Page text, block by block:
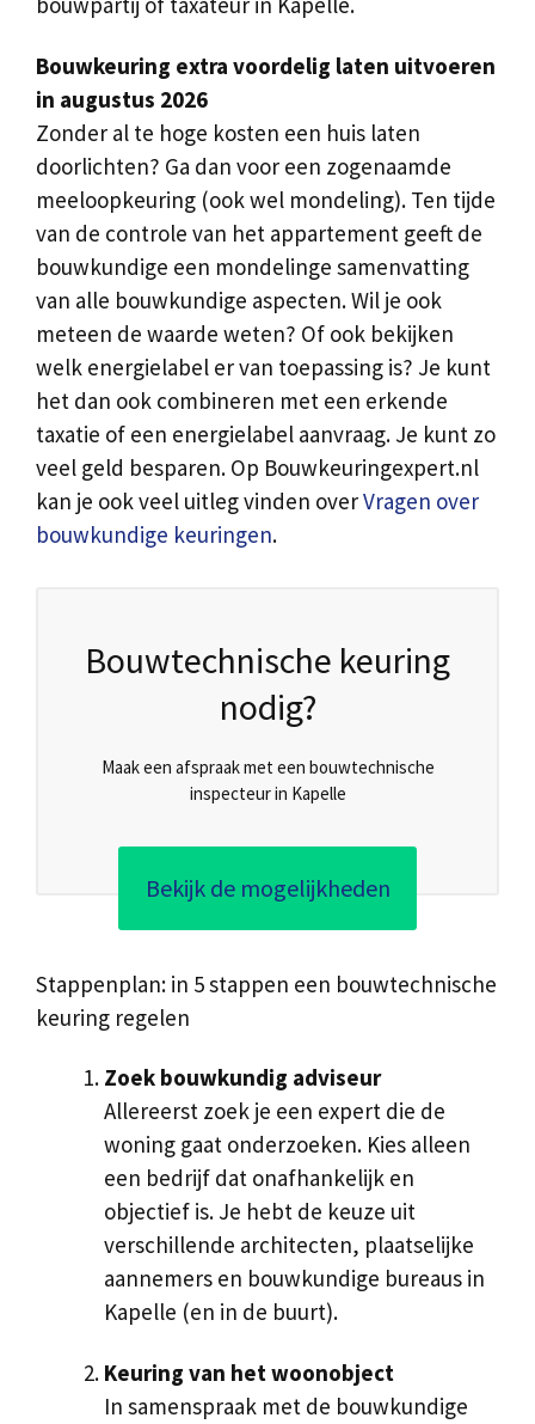
Bouwkeuring extra voordelig laten uitvoeren
in augustus 2026
Zonder al te hoge kosten een huis laten
doorlichten? Ga dan voor een zogenaamde
meeloopkeuring (ook wel mondeling). Ten tijde
van de controle van het appartement geeft de
bouwkundige een mondelinge samenvatting
van alle bouwkundige aspecten. Wil je ook
meteen de waarde weten? Of ook bekijken
welk energielabel er van toepassing is? Je kunt
het dan ook combineren met een erkende
taxatie of een energielabel aanvraag. Je kunt zo
veel geld besparen. Op Bouwkeuringexpert.nl
kan je ook veel uitleg vinden overVragen over
bouwkundige keuringen.
Bouwtechnische keuring
nodig?
Maak een afspraak met een bouwtechnische
inspecteur in Kapelle
Bekijk de mogelijkheden
Stappenplan: in 5 stappen een bouwtechnische
keuring regelen
Zoek bouwkundig adviseur
Allereerst zoek je een expert die de
woning gaat onderzoeken. Kies alleen
een bedrijf dat onafhankelijk en
objectief is. Je hebt de keuze uit
verschillende architecten, plaatselijke
aannemers en bouwkundige bureaus in
Kapelle (en in de buurt).
Keuring van het woonobject
In samenspraak met de bouwkundige